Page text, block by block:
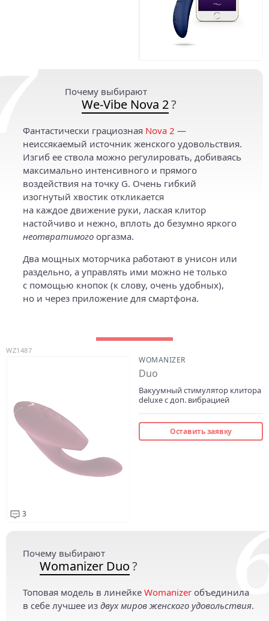
Почему выбирают
We-Vibe Nova 2?
Фантастически грациозная Nova 2 —
неиссякаемый источник женского удовольствия.
Изгиб ее ствола можно регулировать, добиваясь
максимально интенсивного и прямого
воздействия на точку G. Очень гибкий
изогнутый хвостик откликается
на каждое движение руки, лаская клитор
настойчиво и нежно, вплоть до безумно яркого
неотвратимого оргазма.
Два мощных моторчика работают в унисон или
раздельно, а управлять ими можно не только
с помощью кнопок (к слову, очень удобных),
но и через приложение для смартфона.
3
WOMANIZER
Duo
Вакуумный стимулятор клитора
deluxe с доп. вибрацией
WZ1487
Оставить заявку
Почему выбирают
Womanizer Duo?
Топовая модель в линейке Womanizer объединила
в себе лучшее из двух миров женского удовольствия.